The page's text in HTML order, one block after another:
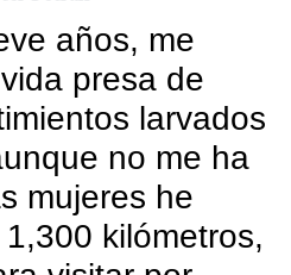
años, me
presa de
larvados
no me ha
mujeres he
kilómetros,